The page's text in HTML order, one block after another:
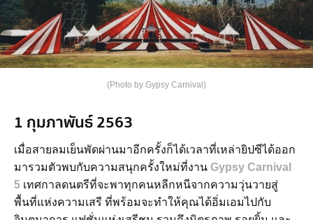
(Photo by Gypsy Carnival)
1 กุมภาพันธ์ 2563
เมื่อสายลมเย็นพัดผ่านมาอีกครั้งก็ได้เวลาที่เหล่ายิปซีได้ออก
มารวมตัวพบกับความสนุกครั้งใหม่ที่งาน Gypsy Carnival
5 เทศกาลดนตรีที่จะพาทุกคนหลีกหนีจากความวุ่นวายสู่
พื้นที่แห่งความเสรี ที่พร้อมจะทำให้คุณได้อิ่มเอมไปกับ